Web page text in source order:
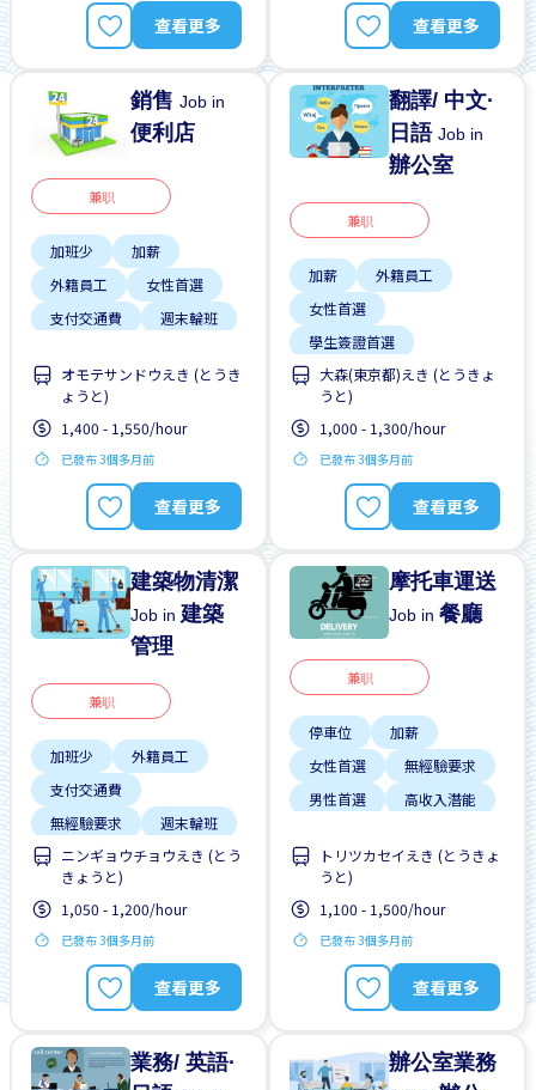
查看更多 查看更多
銷售Job in
便利店
兼职
加班少
加薪
外籍員工
女性首選
支付交通費
週末輪班
オモテサンドウえき (とうき
ょうと)
1,400 - 1,550/hour
已發布 3個多月前
查看更多
翻譯/ 中文·
日語Job in
辦公室
兼职
加薪
外籍員工
女性首選
學生簽證首選
工作時間短
有機會被錄取全職工作
每週2-3天
大森(東京都)えき (とうきょ
うと)
1,000 - 1,300/hour
已發布 3個多月前
查看更多
建築物清潔
Job in建築
管理
兼职
加班少
外籍員工
支付交通費
無經驗要求
週末輪班
靠近車站
ニンギョウチョウえき (とう
きょうと)
1,050 - 1,200/hour
已發布 3個多月前
查看更多
摩托車運送
Job in餐廳
兼职
停車位
加薪
女性首選
無經驗要求
男性首選
高收入潛能
トリツカセイえき (とうきょ
うと)
1,100 - 1,500/hour
已發布 3個多月前
查看更多
業務/ 英語·
辦公室業務